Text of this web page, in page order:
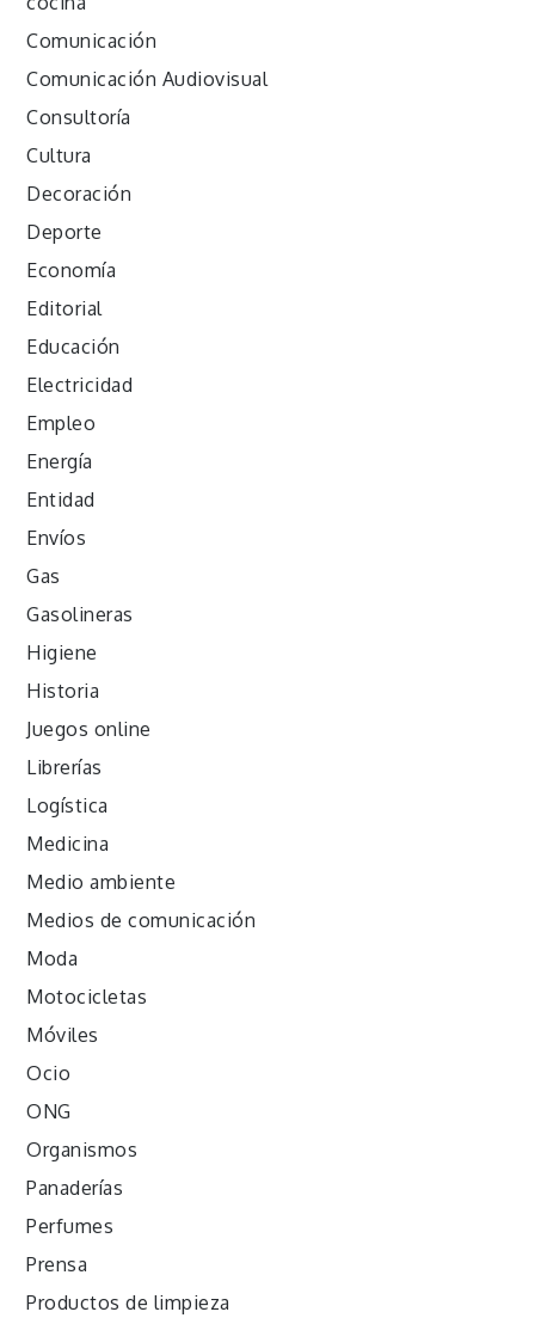
Comunicación
Comunicación Audiovisual
Consultoría
Cultura
Decoración
Deporte
Economía
Editorial
Educación
Electricidad
Empleo
Energía
Entidad
Envíos
Gas
Gasolineras
Higiene
Historia
Juegos online
Librerías
Logística
Medicina
Medio ambiente
Medios de comunicación
Moda
Motocicletas
Móviles
Ocio
ONG
Organismos
Panaderías
Perfumes
Prensa
Productos de limpieza